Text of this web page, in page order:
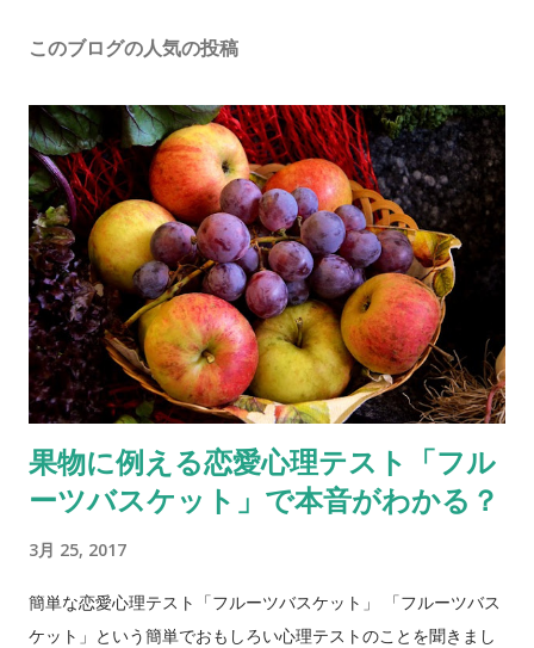
このブログの人気の投稿
果物に例える恋愛心理テスト「フル
ーツバスケット」で本音がわかる？
3月 25, 2017
簡単な恋愛心理テスト「フルーツバスケット」 「フルーツバス
ケット」という簡単でおもしろい心理テストのことを聞きまし